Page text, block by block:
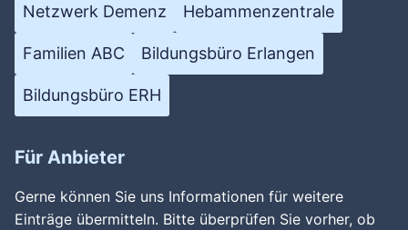
Netzwerk Demenz Hebammenzentrale
Familien ABC Bildungsbüro Erlangen
Bildungsbüro ERH
Für Anbieter
Gerne können Sie uns Informationen für weitere
Einträge übermitteln. Bitte überprüfen Sie vorher, ob